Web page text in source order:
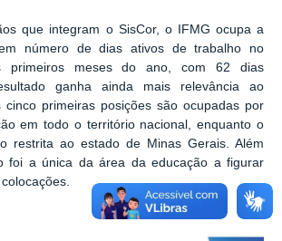
que integram o SisCor, o IFMG ocupa a
número de dias ativos de trabalho no
primeiros meses do ano, com 62 dias
ganha ainda mais relevância ao
cinco primeiras posições são ocupadas por
em todo o território nacional, enquanto o
restrita ao estado de Minas Gerais. Além
foi a única da área da educação a figurar